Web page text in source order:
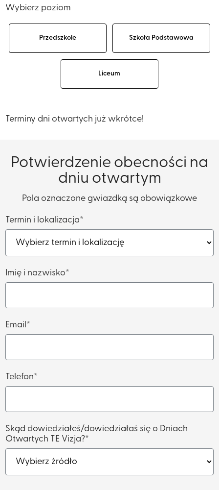
Wybierz poziom
Przedszkole Szkoła Podstawowa
Liceum
Terminy dni otwartych już wkrótce!
Potwierdzenie obecności na
dniu otwartym
Pola oznaczone gwiazdką są obowiązkowe
Termin i lokalizacja*
Imię i nazwisko*
Email*
Telefon*
Skąd dowiedziałeś/dowiedziałaś się o Dniach
Otwartych TE Vizja?*